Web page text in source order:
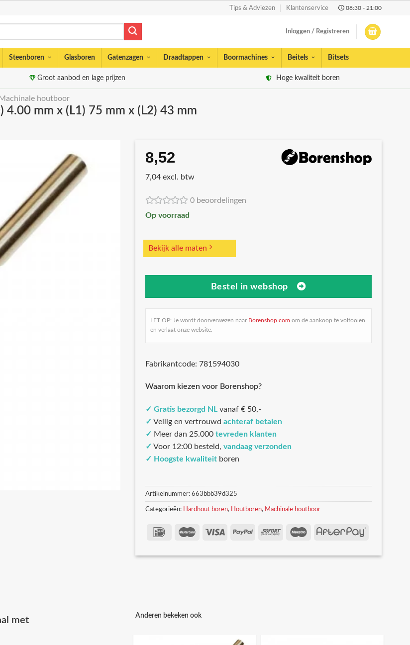
Tips & Adviezen Klantenservice 08:30 - 21:00
Inloggen / Registreren
Steenboren Glasboren Gatenzagen Draadtappen Boormachines Beitels Bitsets
Groot aanbod en lage prijzen Hoge kwaliteit boren
Machinale houtboor
4.00 mm x (L1) 75 mm x (L2) 43 mm
8,52
7,04 excl. btw
0 beoordelingen
Op voorraad
Bekijk alle maten
Bestel in webshop
LET OP: Je wordt doorverwezen naar Borenshop.com om de aankoop te voltooien
en verlaat onze website.
Fabrikantcode: 781594030
Waarom kiezen voor Borenshop?
✓ Gratis bezorgd NL vanaf € 50,-
✓ Veilig en vertrouwd achteraf betalen
✓ Meer dan 25.000 tevreden klanten
✓ Voor 12:00 besteld, vandaag verzonden
✓ Hoogste kwaliteit boren
Artikelnummer: 663bbb39d325
Categorieën: Hardhout boren, Houtboren, Machinale houtboor
met
Anderen bekeken ook